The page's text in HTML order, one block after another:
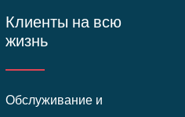
Клиенты на всю
жизнь
Обслуживание и